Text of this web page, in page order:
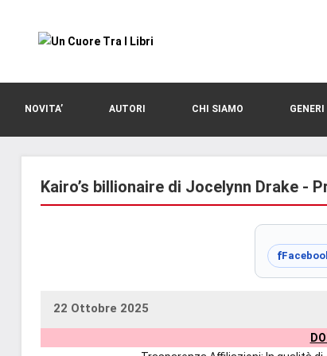
contenuto
Cuore
Tra
I
romance
e
non
Recensioni,
NOVITA’ AUTORI CHI SIAMO GENERI
Kairo’s billionaire di Jocelynn Drake -
f
22 Ottobre 2025